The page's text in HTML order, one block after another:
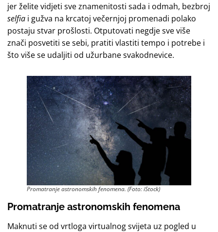
jer želite vidjeti sve znamenitosti sada i odmah, bezbroj
selfia i gužva na krcatoj večernjoj promenadi polako
postaju stvar prošlosti. Otputovati negdje sve više
znači posvetiti se sebi, pratiti vlastiti tempo i potrebe i
što više se udaljiti od užurbane svakodnevice.
Promatranje astronomskih fenomena. (Foto: iStock)
Promatranje astronomskih fenomena
Maknuti se od vrtloga virtualnog svijeta uz pogled u